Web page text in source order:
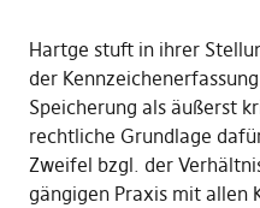
Hartge stuft in ihrer
der
Speicherung als äußerst
rechtliche Grundlage
Zweifel bzgl. der
gängigen Praxis mit allen